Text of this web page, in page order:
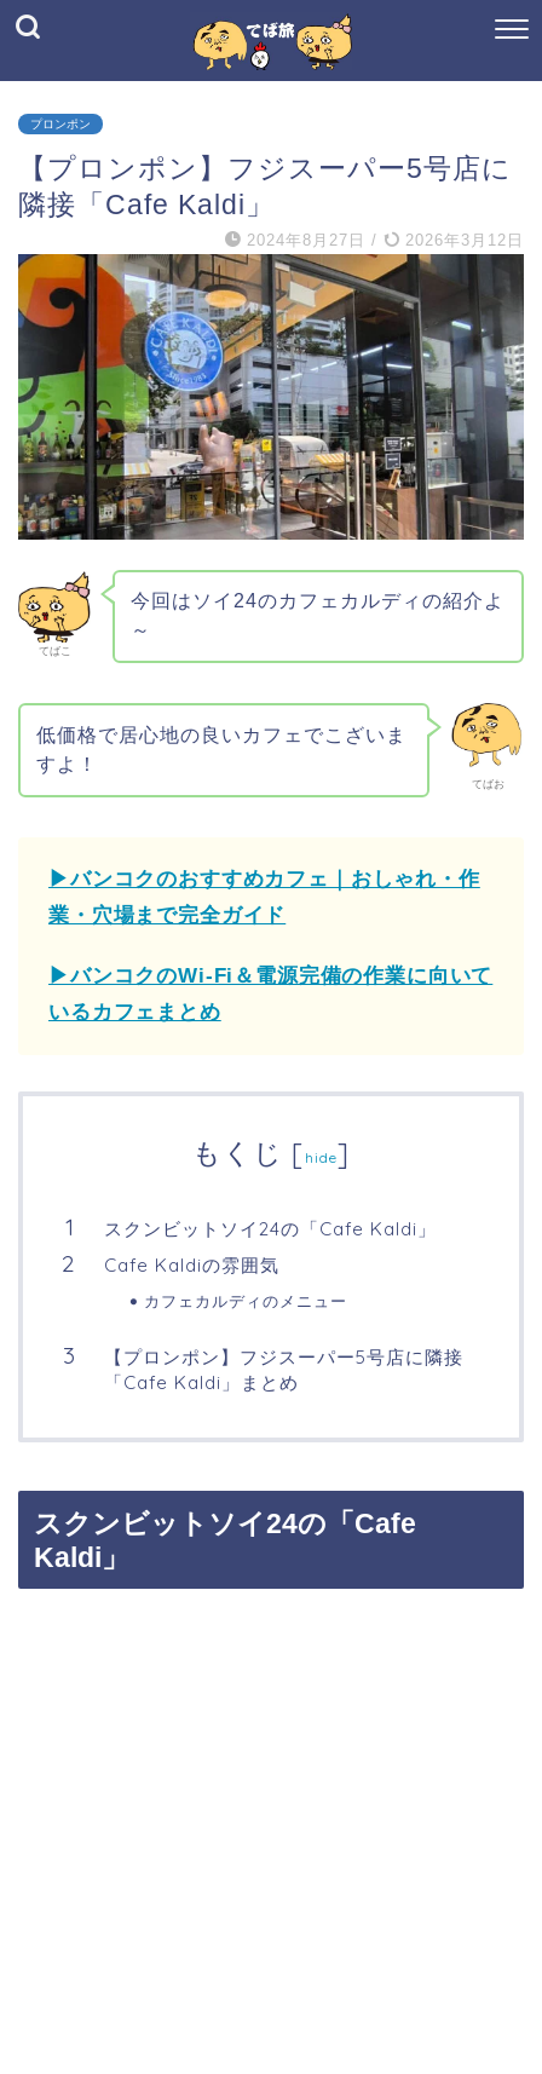
プロンポン
【プロンポン】フジスーパー5号店に
隣接「Cafe Kaldi」
2024年8月27日 / 2026年3月12日
てばこ
今回はソイ24のカフェカルディの紹介よ
～
てばお
低価格で居心地の良いカフェでこざいま
すよ！
▶バンコクのおすすめカフェ｜おしゃれ・作
業・穴場まで完全ガイド
▶バンコクのWi-Fi＆電源完備の作業に向いて
いるカフェまとめ
もくじ [ hide]
スクンビットソイ24の「Cafe Kaldi」
Cafe Kaldiの雰囲気
カフェカルディのメニュー
【プロンポン】フジスーパー5号店に隣接
「Cafe Kaldi」まとめ
スクンビットソイ24の「Cafe
Kaldi」